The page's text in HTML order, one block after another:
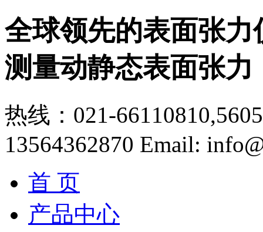
全球领先的表面张
测量动静态表面张力
热线：021-
13564362870 Email:
首 页
产品中心